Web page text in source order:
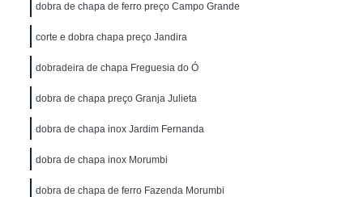
Galvanizado de Escada
Escada
Corrimão em Aço Galvanizado
Galvanizado para Escada
Corrimão Galvanizado Aço
em Aço
Escada
dobra de chapa de ferro preço Campo Grande
corte e dobra chapa preço Jandira
dobradeira de chapa Freguesia do Ó
dobra de chapa preço Granja Julieta
dobra de chapa inox Jardim Fernanda
dobra de chapa inox Morumbi
dobra de chapa de ferro Fazenda Morumbi